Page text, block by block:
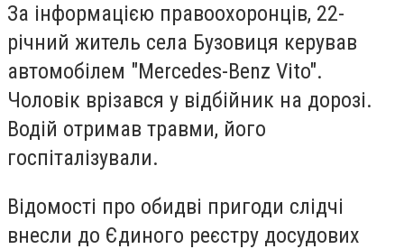
За інформацією правоохоронців, 22-
річний житель села Бузовиця керував
автомобілем "Mercedes-Benz Vito".
Чоловік врізався у відбійник на дорозі.
Водій отримав травми, його
госпіталізували.
Відомості про обидві пригоди слідчі
внесли до Єдиного реєстру досудових